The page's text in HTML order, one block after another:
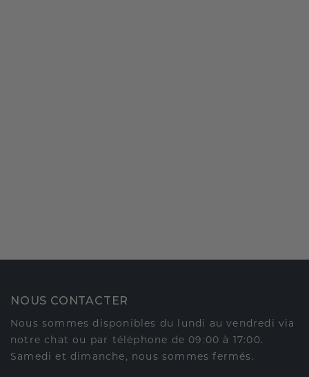
NOUS CONTACTER
Nous sommes disponibles du lundi au vendredi via
notre chat ou par téléphone de 09:00 à 17:00.
Samedi et dimanche, nous sommes fermés.